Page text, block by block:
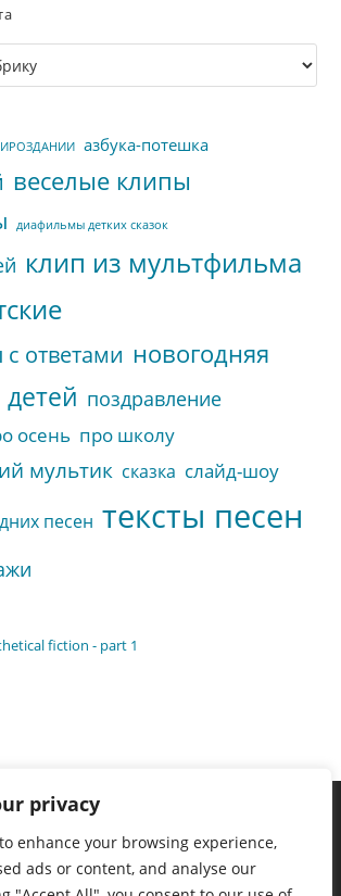
privacy
enhance your browsing experience,
ads or content, and analyse our
азбука-потешка
веселые клипы
диафильмы детких сказок
клип из мультфильма
ответами новогодняя
поздравление
осень про школу
мультик сказка слайд-шоу
песен тексты песен